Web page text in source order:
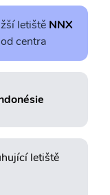
letiště NNX
od centra
letiště